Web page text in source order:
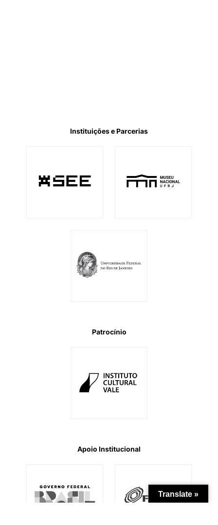
Instituições e Parcerias
Patrocínio
Apoio Institucional
Translate »